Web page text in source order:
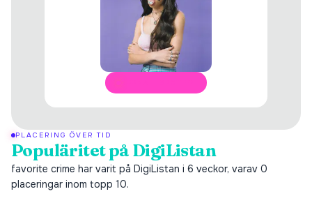
PLACERING ÖVER TID
Populäritet på DigiListan
favorite crime har varit på DigiListan i 6 veckor, varav 0
placeringar inom topp 10.